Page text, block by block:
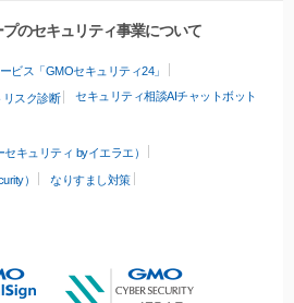
のセキュリティ事業について
ビス「GMOセキュリティ24」
リスク診断 セキュリティ相談AIチャットボット
キュリティ byイエラエ）
）
なりすまし対策